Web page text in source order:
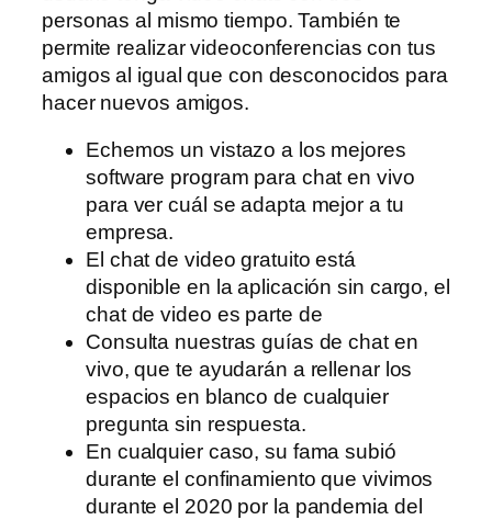
personas al mismo tiempo. También te
permite realizar videoconferencias con tus
amigos al igual que con desconocidos para
hacer nuevos amigos.
Echemos un vistazo a los mejores
software program para chat en vivo
para ver cuál se adapta mejor a tu
empresa.
El chat de video gratuito está
disponible en la aplicación sin cargo, el
chat de video es parte de
Consulta nuestras guías de chat en
vivo, que te ayudarán a rellenar los
espacios en blanco de cualquier
pregunta sin respuesta.
En cualquier caso, su fama subió
durante el confinamiento que vivimos
durante el 2020 por la pandemia del